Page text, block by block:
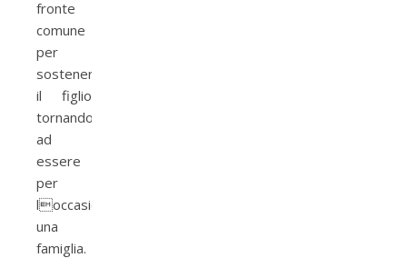
fronte
comune
per
sostenere
il figlio
tornando
ad
essere
per
loccasione
una
famiglia.